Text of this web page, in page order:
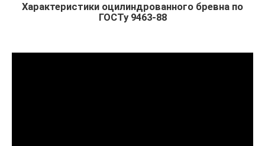
Характеристики оцилиндрованного бревна по
ГОСТу 9463-88